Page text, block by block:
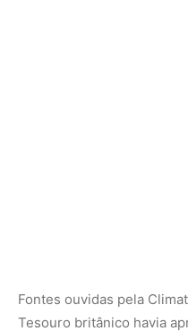
Ed Davey, representante